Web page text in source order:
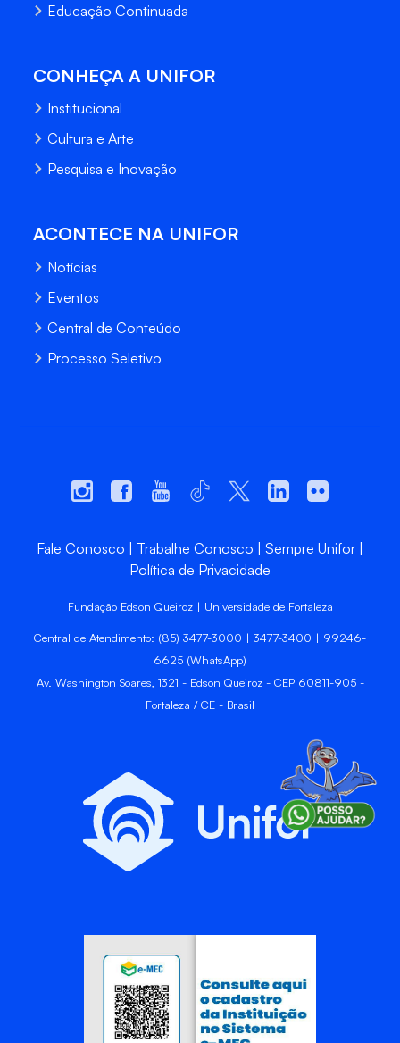
Educação Continuada
CONHEÇA A UNIFOR
Institucional
Cultura e Arte
Pesquisa e Inovação
ACONTECE NA UNIFOR
Notícias
Eventos
Central de Conteúdo
Processo Seletivo
Fale Conosco Trabalhe Conosco
Sempre Unifor
Política de Privacidade
Fundação Edson Queiroz | Universidade de Fortaleza
Central de Atendimento: (85) 3477-3000 | 3477-3400 | 99246-
6625 (WhatsApp)
Av. Washington Soares, 1321 - Edson Queiroz - CEP 60811-905 -
Fortaleza / CE - Brasil